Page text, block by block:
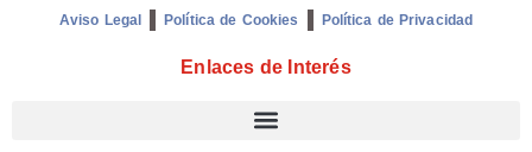
Aviso Legal Política de Cookies Política de Privacidad
Enlaces de Interés